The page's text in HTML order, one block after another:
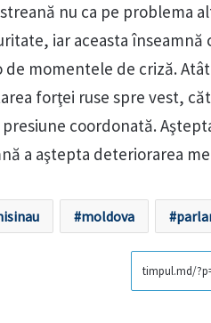
nu ca pe problema
iar aceasta
de momentele de criză.
forţei ruse spre vest,
coordonată.
a aştepta deteriorarea
moldova